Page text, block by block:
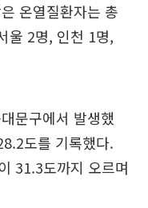
온열질환자는 총
울 2명, 인천 1명,
문구에서 발생했
도를 기록했다.
31.3도까지 오르며